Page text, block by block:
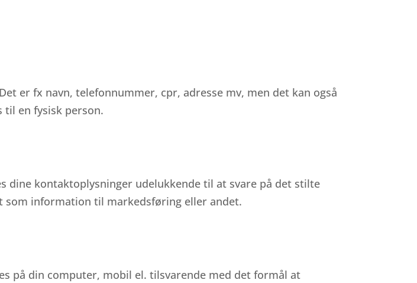
er fx navn, telefonnummer, cpr, adresse mv, men det kan også
en fysisk person.
kontaktoplysninger udelukkende til at svare på det stilte
som information til markedsføring eller andet.
på din computer, mobil el. tilsvarende med det formål at